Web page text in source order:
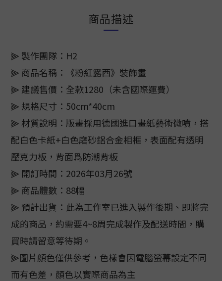
商品描述
⫸ 製作團隊：H2
⫸ 商品名稱：《粉紅露西》裝飾畫
⫸ 建議售價：全款1280（未含國際運費）
⫸ 規格尺寸：50cm*40cm
⫸ 材質說明：版畫採用德國進口畫紙藝術微噴，搭
配白色卡紙+白色磨砂鋁合金相框，表面配有透明
壓克力板，背面爲防潮背板
⫸ 開訂時間：2026年03月26號
⫸ 商品體數：88幅
⫸ 預計出貨：此為工作室已進入製作後期、即將完
成的商品，約需要4~8周完成製作及配送時間，購
買時請留意等待期。
⫸圖片顏色僅供參考，色樣會因電腦螢幕設定不同
而有色差，顏色以實際商品為主